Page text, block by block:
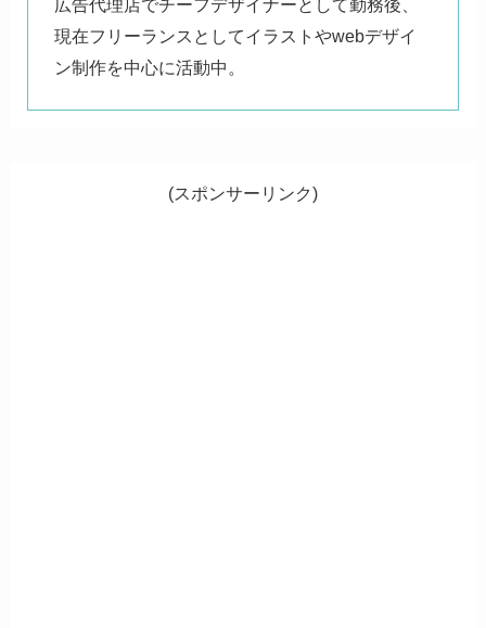
広告代理店でチーフデザイナーとして勤務後、
現在フリーランスとしてイラストやwebデザイ
ン制作を中心に活動中。
(スポンサーリンク)